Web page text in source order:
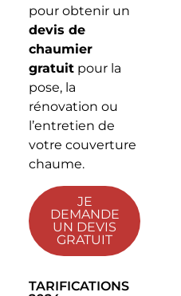
pour obtenir un
devis de
chaumier
gratuitpour la
pose, la
rénovation ou
l’entretien de
votre couverture
chaume.
JE
DEMANDE
UN DEVIS
GRATUIT
TARIFICATIONS